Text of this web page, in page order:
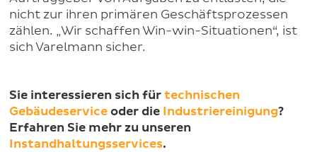
nicht zur ihren primären Geschäftsprozessen
zählen. „Wir schaffen Win-win-Situationen“, ist
sich Varelmann sicher.
Sie interessieren sich fürtechnischen
Gebäudeserviceoder die Industriereinigung?
Erfahren Sie mehr zu unseren
Instandhaltungsservices.